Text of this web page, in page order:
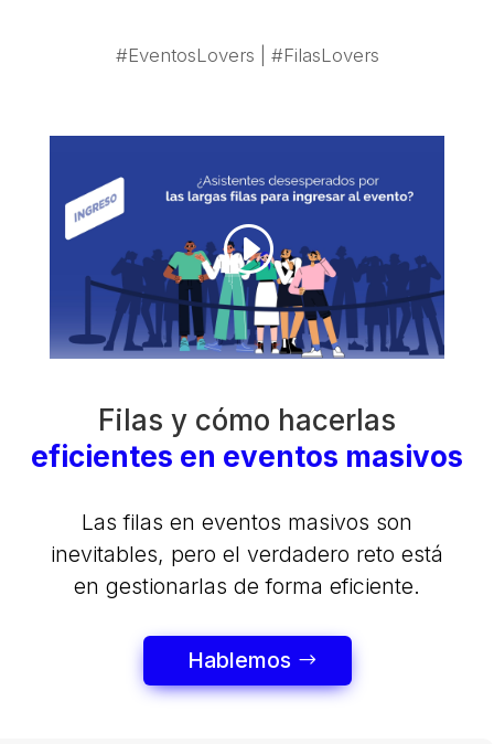
#EventosLovers | #FilasLovers
Filas y cómo hacerlas
eficientes en eventos masivos
Las filas en eventos masivos son
inevitables, pero el verdadero reto está
en gestionarlas de forma eficiente.
Hablemos